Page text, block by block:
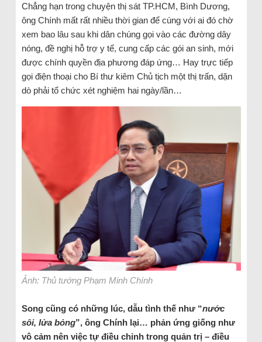
Chẳng hạn trong chuyện thị sát TP.HCM, Bình Dương,
ông Chính mất rất nhiều thời gian để cùng với ai đó chờ
xem bao lâu sau khi dân chúng gọi vào các đường dây
nóng, đề nghị hỗ trợ y tế, cung cấp các gói an sinh, mới
được chính quyền địa phương đáp ứng… Hay trực tiếp
gọi điện thoại cho Bí thư kiêm Chủ tịch một thị trấn, dặn
dò phải tổ chức xét nghiệm hai ngày/lần…
Ảnh: Thủ tướng Phạm Minh Chính
Song cũng có những lúc, dẫu tình thế như “nước
sôi, lửa bỏng”, ông Chính lại… phản ứng giống như
vô cảm nên việc tự điều chỉnh trong quản trị – điều